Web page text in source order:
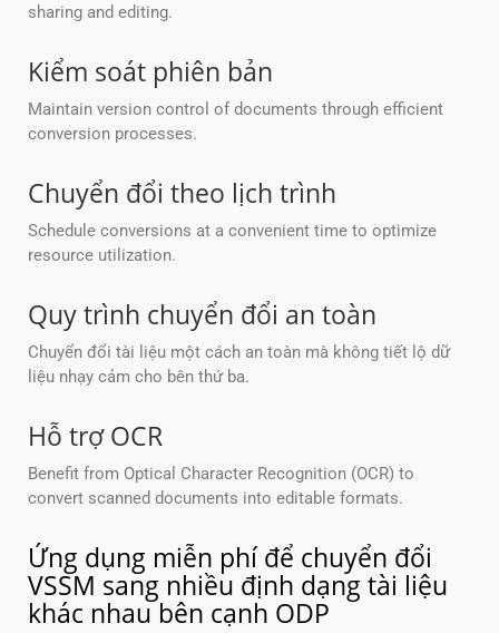
sharing and editing.
Kiểm soát phiên bản
Maintain version control of documents through efficient
conversion processes.
Chuyển đổi theo lịch trình
Schedule conversions at a convenient time to optimize
resource utilization.
Quy trình chuyển đổi an toàn
Chuyển đổi tài liệu một cách an toàn mà không tiết lộ dữ
liệu nhạy cảm cho bên thứ ba.
Hỗ trợ OCR
Benefit from Optical Character Recognition (OCR) to
convert scanned documents into editable formats.
Ứng dụng miễn phí để chuyển đổi
VSSM sang nhiều định dạng tài liệu
khác nhau bên cạnh ODP